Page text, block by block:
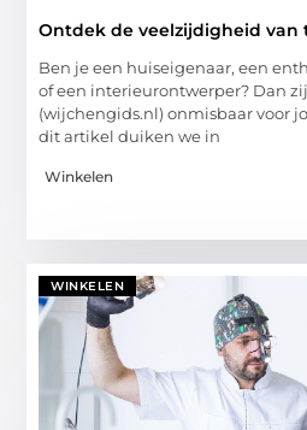
Ontdek de veelzijdigheid van
Ben je een huiseigenaar, een
of een interieurontwerper? Dan
(wijchengids.nl) onmisbaar voor
dit artikel duiken we in
Winkelen
WINKELEN